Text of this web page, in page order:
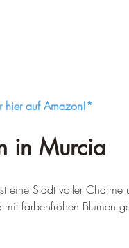
hier auf Amazon!*
in Murcia
eine Stadt voller
farbenfrohen Blumen